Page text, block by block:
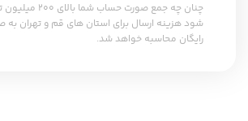
چنان چه جمع صورت حساب شما
شود هزینه ارسال برای استان های قم و تهران به
رایگان محاسبه خواهد شد.